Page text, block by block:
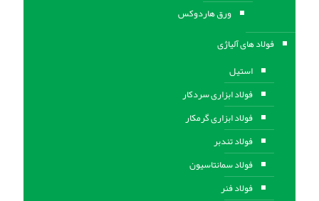
ورق هاردوکس
فولاد های آلیاژی
استیل
فولاد ابزاری سردکار
فولاد ابزاری گرمکار
فولاد تندبر
فولاد سمانتاسیون
فولاد فنر